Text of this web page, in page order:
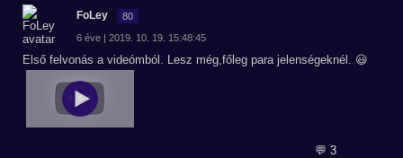
FoLey 80
6 éve | 2019. 10. 19. 15:48:45
Első felvonás a videómból. Lesz még,főleg para jelenségeknél. 😃
💬 3